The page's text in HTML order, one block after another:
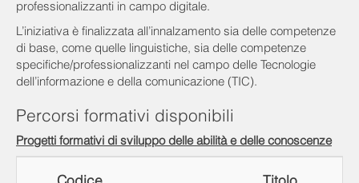
professionalizzanti in campo digitale.
L’iniziativa è finalizzata all’innalzamento sia delle competenze
di base, come quelle linguistiche, sia delle competenze
specifiche/professionalizzanti nel campo delle Tecnologie
dell’informazione e della comunicazione (TIC).
Percorsi formativi disponibili
Progetti formativi di sviluppo delle abilità e delle conoscenze
Codice Titolo